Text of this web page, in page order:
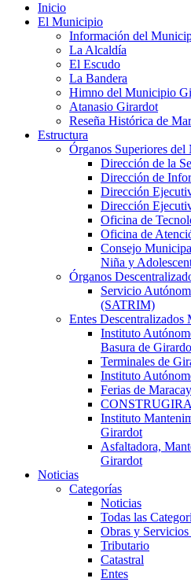
Inicio
El Municipio
Información del
La Alcaldía
El Escudo
La Bandera
Himno del Municipio
Atanasio Girardot
Reseña Histórica de
Estructura
Órganos Superiores
Dirección de la
Dirección de
Dirección
Dirección
Oficina de
Oficina de
Consejo
Niña y
Órganos
Servicio
(SATRIM)
Entes Descentralizados
Instituto
Basura de
Terminales de
Instituto
Ferias de
Instituto
Girardot
Asfaltadora,
Girardot
Noticias
Categorías
Noticias
Todas las
Obras y
Tributario
Catastral
Entes